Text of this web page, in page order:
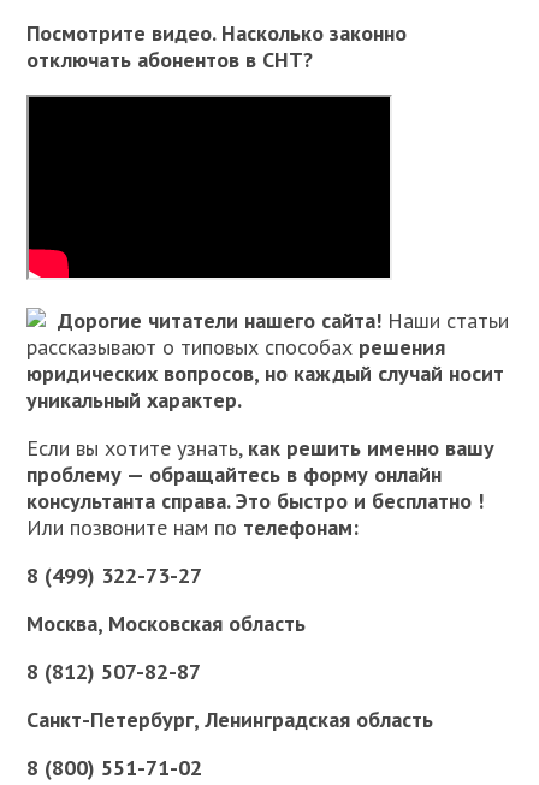
Посмотрите видео. Насколько законно
отключать абонентов в СНТ?
Дорогие читатели нашего сайта! Наши статьи
рассказывают о типовых способах решения
юридических вопросов, но каждый случай носит
уникальный характер.
Если вы хотите узнать, как решить именно вашу
проблему — обращайтесь в форму онлайн
консультанта справа. Это быстро и бесплатно !
Или позвоните нам по телефонам:
8 (499) 322-73-27
Москва, Московская область
8 (812) 507-82-87
Санкт-Петербург, Ленинградская область
8 (800) 551-71-02